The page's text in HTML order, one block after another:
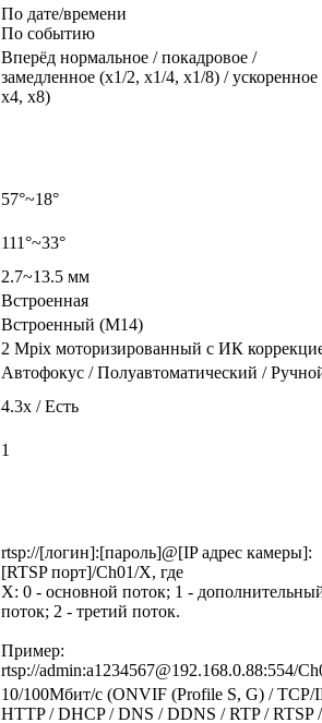
По дате/времени
По событию
Вперёд нормальное / покадровое /
замедленное (х1/2, х1/4, x1/8) / ускоренное
х4, x8)
57°~18°
111°~33°
2.7~13.5 мм
Встроенная
Встроенный (М14)
2 Mpix моторизированный c ИК
Автофокус / Полуавтоматический /
4.3х / Есть
1
rtsp://[логин]:[пароль]@[IP адрес камеры]:
[RTSP порт]/Ch01/X, где
X: 0 - основной поток; 1 -
поток; 2 - третий поток.
Пример:
rtsp://admin:a1234567@192.168.0.88:554/
10/100Мбит/c (ONVIF (Profile S, G) / TCP/
HTTP / DHCP / DNS / DDNS / RTP / RTSP /